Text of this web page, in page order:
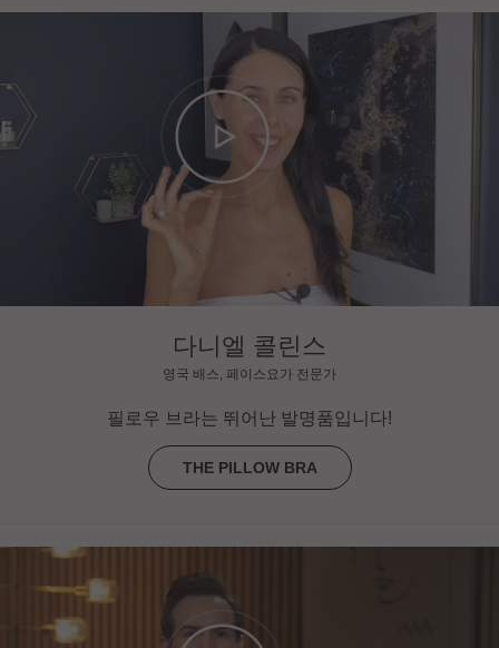
다니엘 콜린스
영국 배스, 페이스요가 전문가
필로우 브라는 뛰어난 발명품입니다!
THE PILLOW BRA